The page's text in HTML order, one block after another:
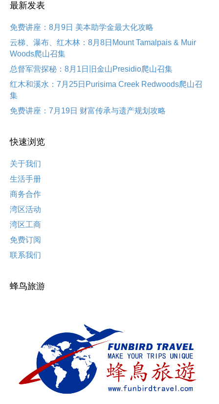
最新发表
免费讲座：8月9日 美本助学金最大化攻略
云梯、瀑布、红木林：8月8日Mount Tamalpais & Muir
Woods爬山召集
总督军营探秘：8月1日旧金山Presidio爬山召集
红木和溪水：7月25日Purisima Creek Redwoods爬山召
集
免费讲座：7月19日 财富传承与遗产规划攻略
快速浏览
关于我们
生活手册
商务合作
湾区活动
湾区工商
免费订阅
联系我们
蜂鸟旅游